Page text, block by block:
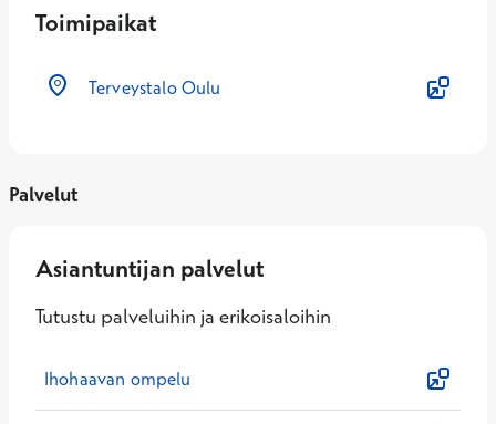
Toimipaikat
Terveystalo Oulu
Palvelut
Asiantuntijan palvelut
Tutustu palveluihin ja erikoisaloihin
Ihohaavan ompelu